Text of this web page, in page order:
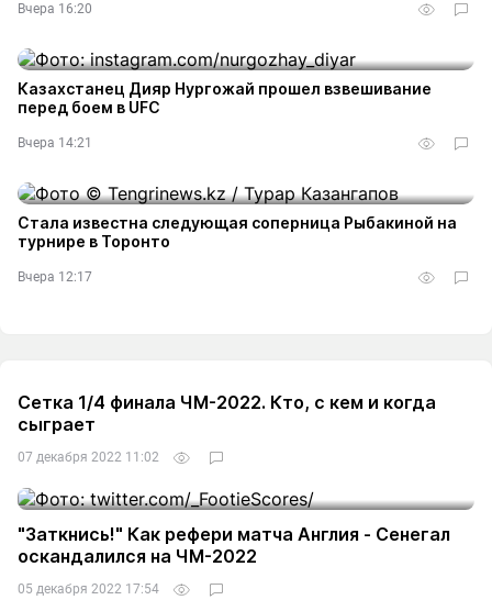
Вчера 16:20
Казахстанец Дияр Нургожай прошел взвешивание
перед боем в UFC
Вчера 14:21
Стала известна следующая соперница Рыбакиной на
турнире в Торонто
Вчера 12:17
Сетка 1/4 финала ЧМ-2022. Кто, с кем и когда
сыграет
07 декабря 2022 11:02
"Заткнись!" Как рефери матча Англия - Сенегал
оскандалился на ЧМ-2022
05 декабря 2022 17:54